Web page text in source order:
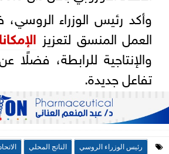
وأكد رئيس الوزراء
العمل المنسق لتعزيز
والإنتاجية للرابطة، فضلًا
تفاعل جديدة.
رئيس الوزراء الروسي الناتج المحلي